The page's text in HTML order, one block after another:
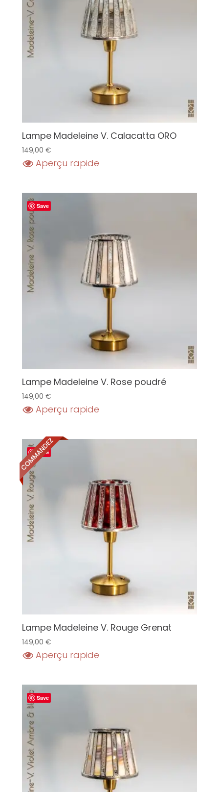
Lampe Madeleine V. Calacatta ORO
149,00 €
Aperçu rapide
Save
Lampe Madeleine V. Rose poudré
149,00 €
Aperçu rapide
Save
Lampe Madeleine V. Rouge Grenat
149,00 €
Aperçu rapide
Save